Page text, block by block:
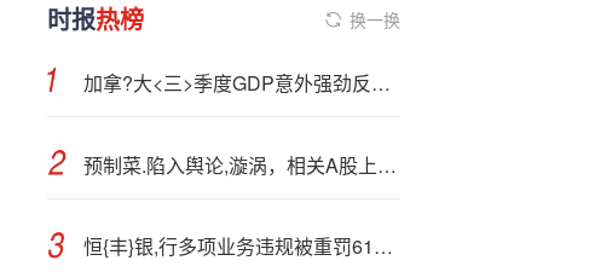
时报热榜 换一换
加拿?大<三>季度GDP意外强劲反弹 进口骤降掩盖内需疲软
预制菜.陷入舆论,漩涡，相关A股上市公司遇波动
恒{丰}银,行多项业务违规被重罚6150万 “最年轻行长”白雨石临合规业绩双考